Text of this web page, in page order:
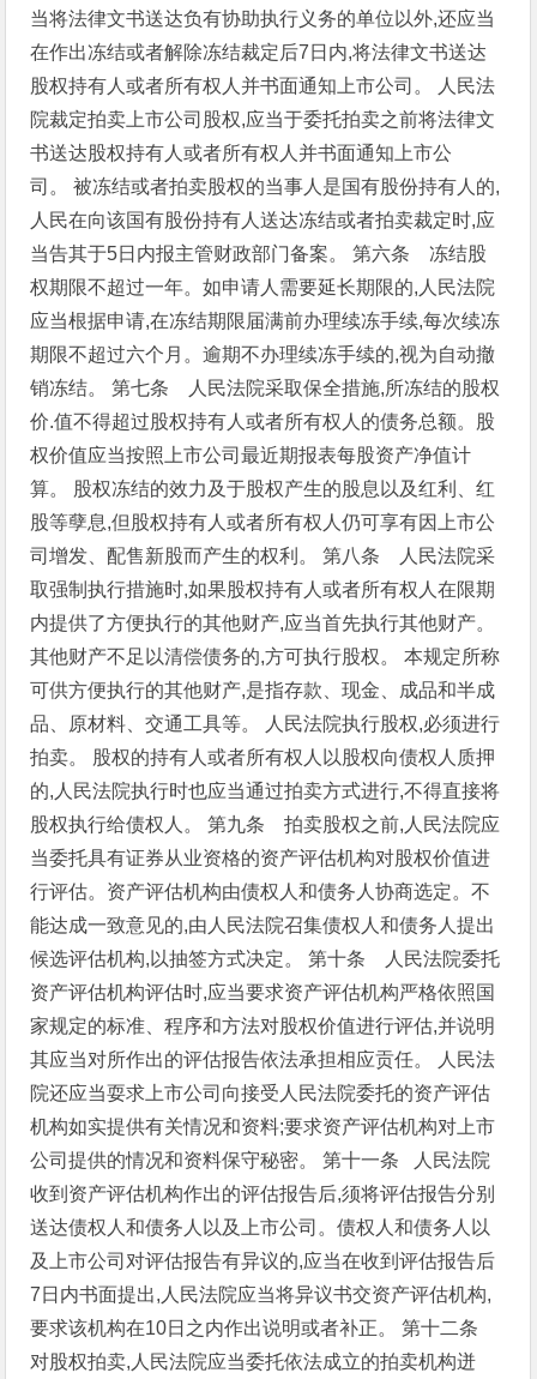
当将法律文书送达负有协助执行义务的单位以外,还应当
在作出冻结或者解除冻结裁定后7日内,将法律文书送达
股权持有人或者所有权人并书面通知上市公司。
人民法
院裁定拍卖上市公司股权,应当于委托拍卖之前将法律文
书送达股权持有人或者所有权人并书面通知上市公
司。
被冻结或者拍卖股权的当事人是国有股份持有人的,
人民在向该国有股份持有人送达冻结或者拍卖裁定时,应
当告其于5日内报主管财政部门备案。
第六条 冻结股
权期限不超过一年。如申请人需要延长期限的,人民法院
应当根据申请,在冻结期限届满前办理续冻手续,每次续冻
期限不超过六个月。逾期不办理续冻手续的,视为自动撤
销冻结。
第七条 人民法院采取保全措施,所冻结的股权
价.值不得超过股权持有人或者所有权人的债务总额。股
权价值应当按照上市公司最近期报表每股资产净值计
算。
股权冻结的效力及于股权产生的股息以及红利、红
股等孽息,但股权持有人或者所有权人仍可享有因上市公
司增发、配售新股而产生的权利。
第八条 人民法院采
取强制执行措施时,如果股权持有人或者所有权人在限期
内提供了方便执行的其他财产,应当首先执行其他财产。
其他财产不足以清偿债务的,方可执行股权。
本规定所称
可供方便执行的其他财产,是指存款、现金、成品和半成
品、原材料、交通工具等。
人民法院执行股权,必须进行
拍卖。
股权的持有人或者所有权人以股权向债权人质押
的,人民法院执行时也应当通过拍卖方式进行,不得直接将
股权执行给债权人。
第九条 拍卖股权之前,人民法院应
当委托具有证券从业资格的资产评估机构对股权价值进
行评估。资产评估机构由债权人和债务人协商选定。不
能达成一致意见的,由人民法院召集债权人和债务人提出
候选评估机构,以抽签方式决定。
第十条 人民法院委托
资产评估机构评估时,应当要求资产评估机构严格依照国
家规定的标准、程序和方法对股权价值进行评估,并说明
其应当对所作出的评估报告依法承担相应贡任。
人民法
院还应当耍求上市公司向接受人民法院委托的资产评估
机构如实提供有关情况和资料;要求资产评估机构对上市
公司提供的情况和资料保守秘密。
第十一条 人民法院
收到资产评估机构作出的评估报告后,须将评估报告分别
送达债权人和债务人以及上市公司。债权人和债务人以
及上市公司对评估报告有异议的,应当在收到评估报告后
7日内书面提出,人民法院应当将异议书交资产评估机构,
要求该机构在10日之内作出说明或者补正。
第十二条
对股权拍卖,人民法院应当委托依法成立的拍卖机构迸